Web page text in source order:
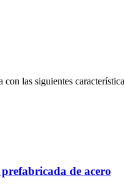
las siguientes
de acero